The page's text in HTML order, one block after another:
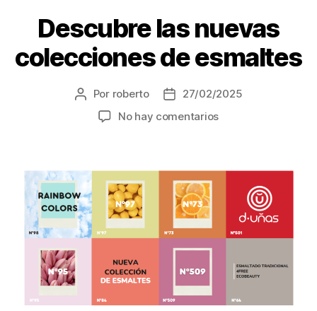
Descubre las nuevas
colecciones de esmaltes
Por roberto
27/02/2025
No hay comentarios